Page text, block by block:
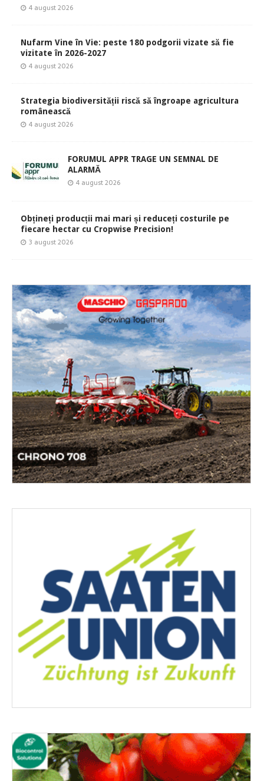
4 august 2026
Nufarm Vine în Vie: peste 180 podgorii vizate să fie
vizitate în 2026-2027
4 august 2026
Strategia biodiversității riscă să îngroape agricultura
românească
4 august 2026
FORUMUL APPR TRAGE UN SEMNAL DE
ALARMĂ
4 august 2026
Obțineți producții mai mari și reduceți costurile pe
fiecare hectar cu Cropwise Precision!
3 august 2026